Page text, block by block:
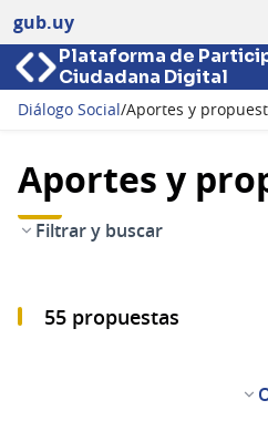
gub.uy
Plataforma de
Ciudadana Digital
Diálogo Social/Aportes y
Aportes y
Filtrar y buscar
55 propuestas